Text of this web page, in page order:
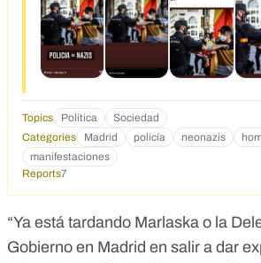
Topics Política Sociedad
Categories
Madrid policía neonazis
manifestaciones
Reports7
“Ya está tardando Marlaska o la
Gobierno en Madrid en salir a dar